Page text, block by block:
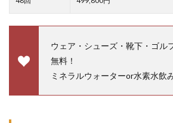
ウェア・シューズ・靴下・ゴル
無料！
ミネラルウォーターor水素水飲